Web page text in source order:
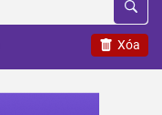
Xóa